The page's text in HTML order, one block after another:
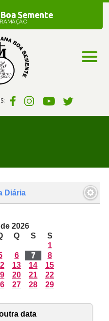
Semente
Semente